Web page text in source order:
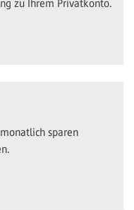
zu Ihrem Privatkonto.
sparen